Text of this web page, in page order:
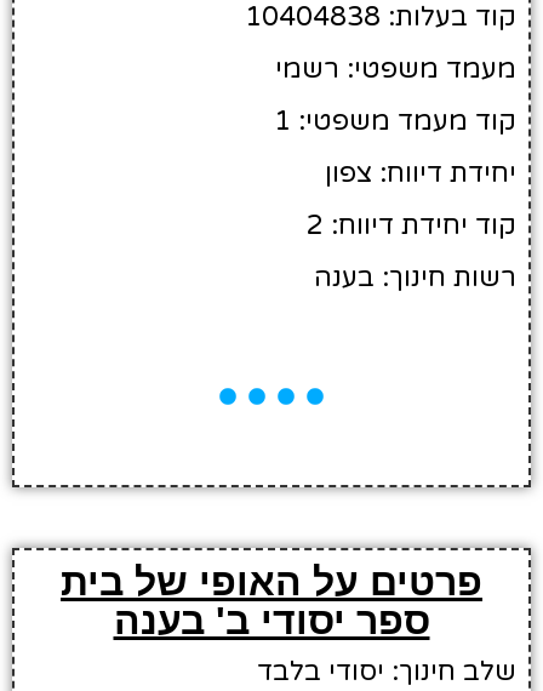
קוד בעלות: 10404838
מעמד משפטי: רשמי
קוד מעמד משפטי: 1
יחידת דיווח: צפון
קוד יחידת דיווח: 2
רשות חינוך: בענה
פרטים על האופי של בית
ספר יסודי ב' בענה
שלב חינוך: יסודי בלבד